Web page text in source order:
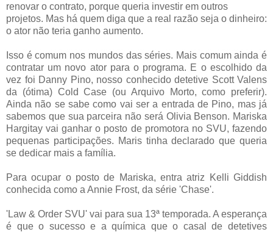
renovar o contrato, porque queria investir em outros
projetos. Mas há quem diga que a real razão seja o dinheiro:
o ator não teria ganho aumento.
Isso é comum nos mundos das séries. Mais comum ainda é
contratar um novo ator para o programa. E o escolhido da
vez foi Danny Pino, nosso conhecido detetive Scott Valens
da (ótima) Cold Case (ou Arquivo Morto, como preferir).
Ainda não se sabe como vai ser a entrada de Pino, mas já
sabemos que sua parceira não será Olivia Benson. Mariska
Hargitay vai ganhar o posto de promotora no SVU, fazendo
pequenas participações. Maris tinha declarado que queria
se dedicar mais a família.
Para ocupar o posto de Mariska, entra atriz Kelli Giddish
conhecida como a Annie Frost, da série 'Chase'.
'Law & Order SVU' vai para sua 13ª temporada. A esperança
é que o sucesso e a química que o casal de detetives